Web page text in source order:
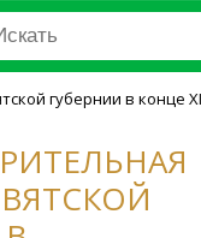
губернии в конце